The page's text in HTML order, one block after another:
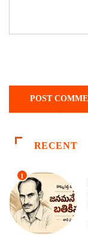
RECENT
1